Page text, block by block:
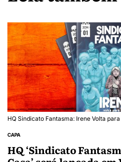
HQ Sindicato Fantasma: Irene Volta
CAPA
HQ ‘Sindicato